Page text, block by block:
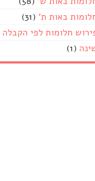
באות ת' (31)
חלומות לפי הקבלה
(1)